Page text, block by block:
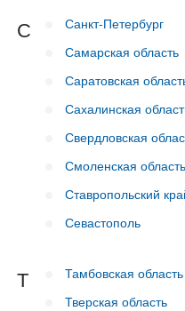
С
Санкт-Петербург
Самарская область
Саратовская
Сахалинская
Свердловская
Смоленская область
Ставропольский
Севастополь
Т
Тамбовская область
Тверская область